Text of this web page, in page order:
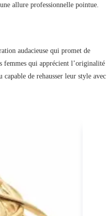
allure professionnelle pointue.
audacieuse qui promet de
femmes qui apprécient l’originalité
de rehausser leur style avec